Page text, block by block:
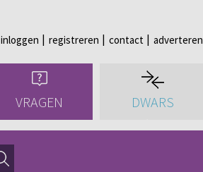
inloggen registreren contact adverteren
VRAGEN DWARS